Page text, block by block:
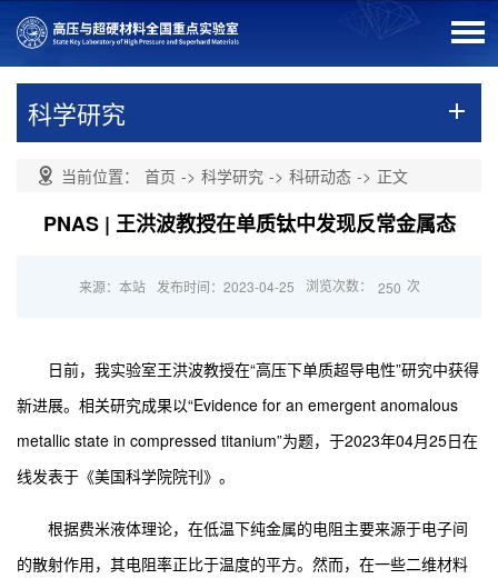
科学研究
当前位置： 首页 -> 科学研究 -> 科研动态 -> 正文
PNAS | 王洪波教授在单质钛中发现反常金属态
来源：本站 发布时间：2023-04-25 浏览次数： 250 次
日前，我实验室王洪波教授在“高压下单质超导电性”研究中获得
新进展。相关研究成果以“Evidence for an emergent anomalous
metallic state in compressed titanium”为题，于2023年04月25日在
线发表于《美国科学院院刊》。
根据费米液体理论，在低温下纯金属的电阻主要来源于电子间
的散射作用，其电阻率正比于温度的平方。然而，在一些二维材料